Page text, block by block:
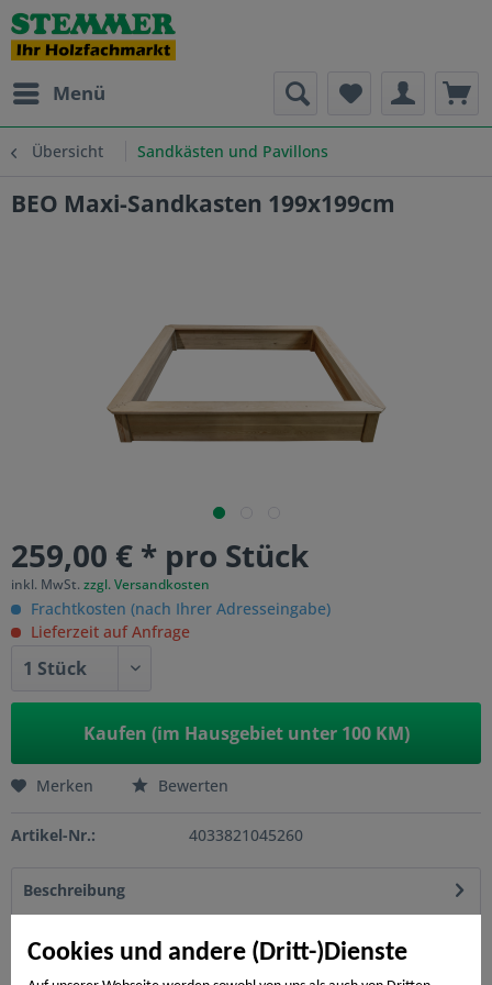
Cookies und andere (Dritt-)Dienste
Menü
Übersicht Sandkästen und Pavillons
BEO Maxi-Sandkasten 199x199cm
259,00 € * pro Stück
inkl. MwSt. zzgl. Versandkosten
Frachtkosten (nach Ihrer Adresseingabe)
Lieferzeit auf Anfrage
Kaufen (im Hausgebiet unter 100 KM)
Merken Bewerten
Artikel-Nr.: 4033821045260
Beschreibung
Extra groß! Aus hochwertigem europäischem Lächenholz.
mehr